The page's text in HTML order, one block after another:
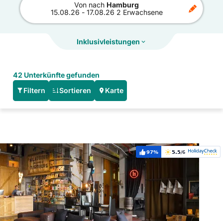
Von nach Hamburg
15.08.26 - 17.08.26 2 Erwachsene
Inklusivleistungen
42 Unterkünfte gefunden
Filtern
Sortieren Karte
Weiterempfehlung:
97% Bewertung:
5.5/6
Hoteldetails: 25hours Hotel Hamburg HafenCity